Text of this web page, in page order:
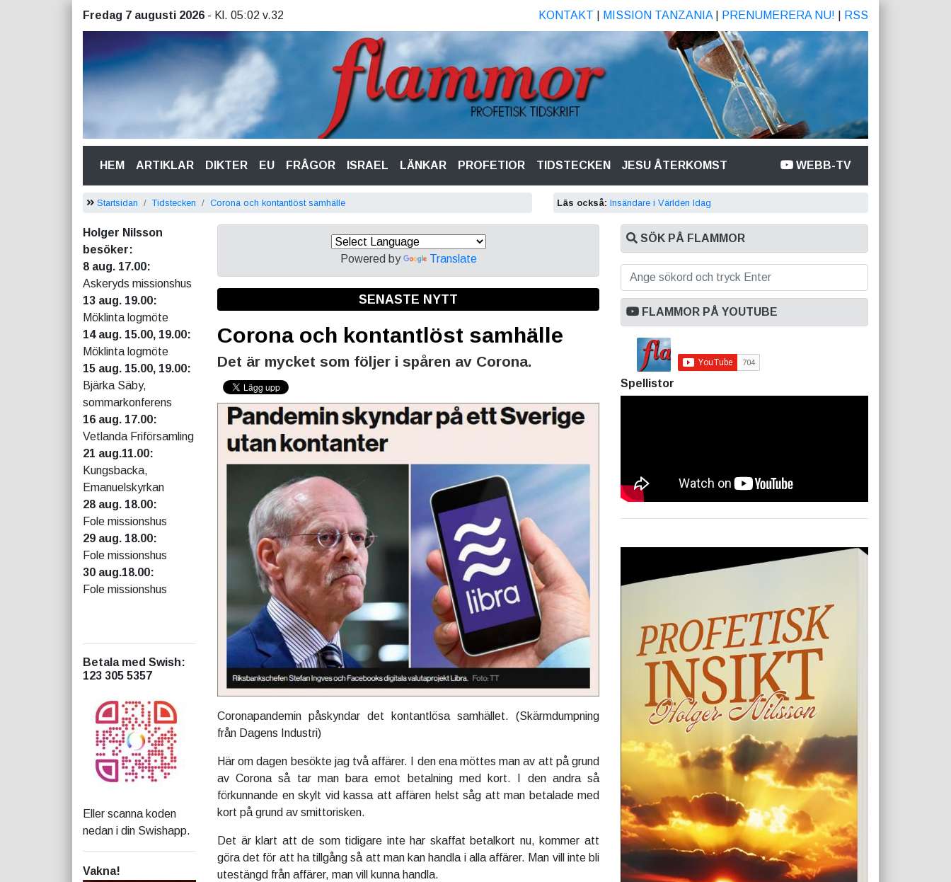
Fredag 7 augusti 2026 - Kl. 05:02 v.32 KONTAKT MISSION TANZANIA| PRENUMERERA NU! RSS
HEM(CURRENT)
ARTIKLAR DIKTER EU FRÅGOR ISRAEL LÄNKAR PROFETIOR TIDSTECKEN JESU ÅTERKOMST WEBB-TV
Startsidan Tidstecken Corona och kontantlöst samhälle Läs också: Insändare i Världen Idag
Holger Nilsson
besöker:
8 aug. 17.00:
Askeryds missionshus
13 aug. 19.00:
Möklinta logmöte
14 aug. 15.00, 19.00:
Möklinta logmöte
15 aug. 15.00, 19.00:
Bjärka Säby,
sommarkonferens
16 aug. 17.00:
Vetlanda Friförsamling
21 aug.11.00:
Kungsbacka,
Emanuelskyrkan
28 aug. 18.00:
Fole missionshus
29 aug. 18.00:
Fole missionshus
30 aug.18.00:
Fole missionshus
Betala med Swish:
123 305 5357
Eller scanna koden
nedan i din Swishapp.
Vakna!
Powered by Translate
SENASTE NYTT
Corona och kontantlöst samhälle
Det är mycket som följer i spåren av Corona.
Coronapandemin påskyndar det kontantlösa samhället. (Skärmdumpning
från Dagens Industri)
Här om dagen besökte jag två affärer. I den ena möttes man av att på grund
av Corona så tar man bara emot betalning med kort. I den andra så
förkunnande en skylt vid kassa att affären helst såg att man betalade med
kort på grund av smittorisken.
Det är klart att de som tidigare inte har skaffat betalkort nu, kommer att
göra det för att ha tillgång så att man kan handla i alla affärer. Man vill inte bli
utestängd från affärer, man vill kunna handla.
SÖK PÅ FLAMMOR
FLAMMOR PÅ YOUTUBE
Spellistor